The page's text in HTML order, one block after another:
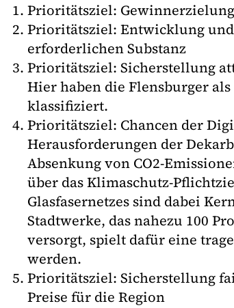
Prioritätsziel: Gewinnerzielung
Prioritätsziel: Entwicklung
erforderlichen Substanz
Prioritätsziel: Sicherstellung
Hier haben die Flensburger
klassifiziert.
Prioritätsziel: Chancen der
Herausforderungen der
Absenkung von CO2-
über das Klimaschutz-
Glasfasernetzes sind dabei
Stadtwerke, das nahezu 100
versorgt, spielt dafür eine
werden.
Prioritätsziel: Sicherstellung
Preise für die Region